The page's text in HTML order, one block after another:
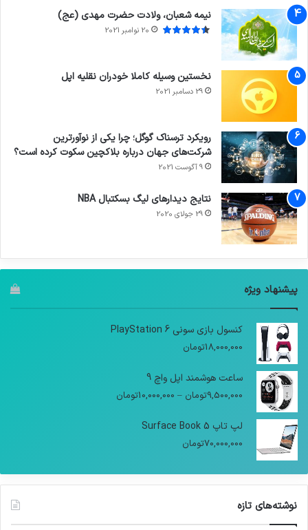
نیمه شعبان، ولادت حضرت مهدی (عج)
20 نوامبر 2021
نخستین وسیله کاملا خودران نقلیه اپل
29 دسامبر 2021
رویکرد ترسناک گوگل؛ چرا یکی از نوآورترین
شرکت‌های جهان درباره بلاکچین سکوت کرده است؟
9 آگوست 2021
نتایج دیدار‌های لیگ بسکتبال NBA
29 جولای 2020
پیشنهاد ویژه
کنسول بازی سونی PlayStation 6
18,000,000تومان
ساعت هوشمند اپل واچ 9
9,500,000تومان –
10,000,000تومان
لپ تاپ Surface Book 5
70,000,000تومان
نوشته‌های تازه